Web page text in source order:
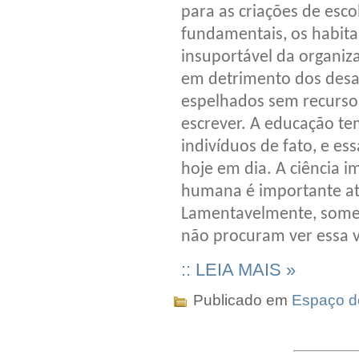
para as criações de
fundamentais, os
insuportável da
em detrimento dos
espelhados sem
escrever. A educação
indivíduos de fato, e
hoje em dia. A ciência
humana é importante
Lamentavelmente,
não procuram ver essa
:: LEIA MAIS »
Publicado em Espaço